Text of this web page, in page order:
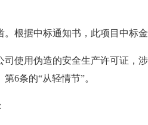
。根据中标通知书，此项目中标
司使用伪造的安全生产许可证，
6条的“从轻情节”。